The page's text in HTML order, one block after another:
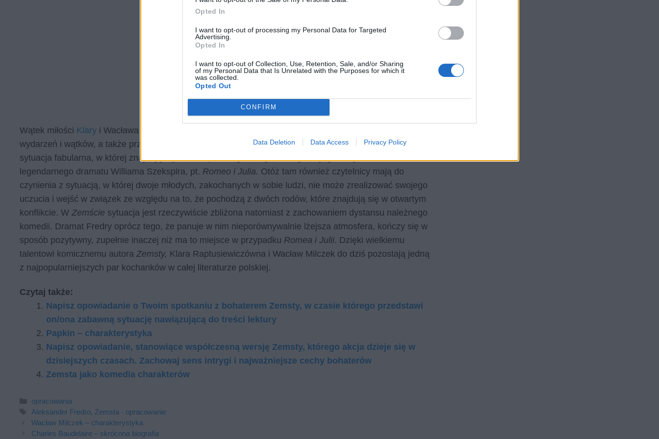
Opted In
I want to opt-out of processing my Personal Data for Targeted
Advertising.
Opted In
I want to opt-out of Collection, Use, Retention, Sale, and/or Sharing
of my Personal Data that Is Unrelated with the Purposes for which it
was collected.
Opted Out
CONFIRM
Data Deletion Data Access Privacy Policy
Wątek miłości Klary i Wacława obfituje w wiele dynamicznych zwrotów akcji, zabawnych splotów
wydarzeń i wątków, a także przypadków i nieprawdopodobnych zbiegów okoliczności. Przez niektórych
sytuacja fabularna, w której znajdują się młodzi, porównywana jest do sytuacji tytułowych bohaterów
legendarnego dramatu Williama Szekspira, pt. Romeo i Julia. Otóż tam również czytelnicy mają do
czynienia z sytuacją, w której dwoje młodych, zakochanych w sobie ludzi, nie może zrealizować swojego
uczucia i wejść w związek ze względu na to, że pochodzą z dwóch rodów, które znajdują się w otwartym
konflikcie. W Zemście sytuacja jest rzeczywiście zbliżona natomiast z zachowaniem dystansu należnego
komedii. Dramat Fredry oprócz tego, że panuje w nim nieporównywalnie lżejsza atmosfera, kończy się w
sposób pozytywny, zupełnie inaczej niż ma to miejsce w przypadku Romea i Julii. Dzięki wielkiemu
talentowi komicznemu autora Zemsty, Klara Raptusiewiczówna i Wacław Milczek do dziś pozostają jedną
z najpopularniejszych par kochanków w całej literaturze polskiej.
Czytaj także:
Napisz opowiadanie o Twoim spotkaniu z bohaterem Zemsty, w czasie którego przedstawi
on/ona zabawną sytuację nawiązującą do treści lektury
Papkin – charakterystyka
Napisz opowiadanie, stanowiące współczesną wersję Zemsty, którego akcja dzieje się w
dzisiejszych czasach. Zachowaj sens intrygi i najważniejsze cechy bohaterów
Zemsta jako komedia charakterów
Kategorie
opracowania
Tagi
Aleksander Fredro, Zemsta - opracowanie
Wacław Milczek – charakterystyka
Charles Baudelaire – skrócona biografia